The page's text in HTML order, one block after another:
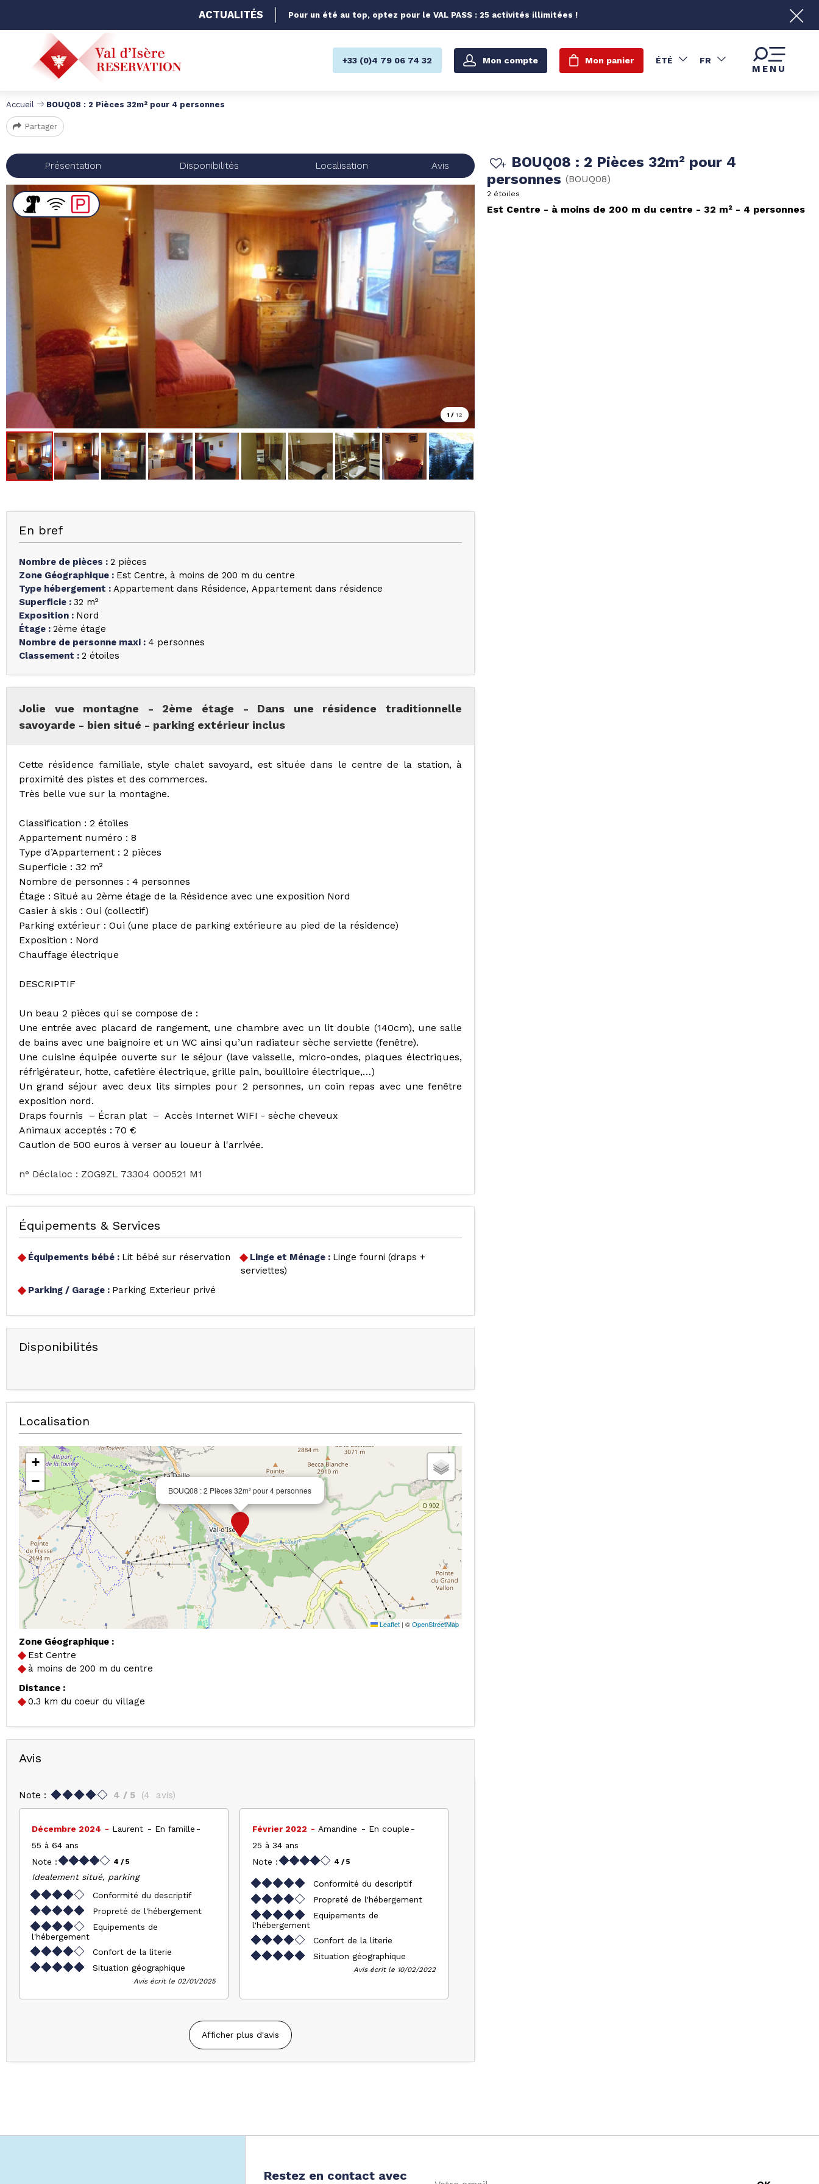
ACTUALITÉS Pour un été au top, optez pour le VAL PASS : 25 activités illimitées !
+33 (0)4 79 06 74 32 Mon compte Mon panier ÉTÉ FR
MENU
Accueil BOUQ08 : 2 Pièces 32m² pour 4 personnes
Partager
Présentation Disponibilités Localisation Avis
1 / 12
BOUQ08 : 2 Pièces 32m² pour 4
personnes (BOUQ08)
2 étoiles
Est Centre à moins de 200 m du centre 32 m² 4 personnes
En bref
Nombre de pièces : 2 pièces
Zone Géographique : Est Centre à moins de 200 m du centre
Type hébergement : Appartement dans Résidence Appartement dans résidence
Superficie : 32 m²
Exposition : Nord
Étage : 2ème étage
Nombre de personne maxi : 4 personnes
Classement : 2 étoiles
Jolie vue montagne - 2ème étage - Dans une résidence traditionnelle
savoyarde - bien situé - parking extérieur inclus
Cette résidence familiale, style chalet savoyard, est située dans le centre de la station, à
proximité des pistes et des commerces.
Très belle vue sur la montagne.
Classification : 2 étoiles
Appartement numéro : 8
Type d’Appartement : 2 pièces
Superficie : 32 m²
Nombre de personnes : 4 personnes
Étage : Situé au 2ème étage de la Résidence avec une exposition Nord
Casier à skis : Oui (collectif)
Parking extérieur : Oui (une place de parking extérieure au pied de la résidence)
Exposition : Nord
Chauffage électrique
DESCRIPTIF
Un beau 2 pièces qui se compose de :
Une entrée avec placard de rangement, une chambre avec un lit double (140cm), une salle
de bains avec une baignoire et un WC ainsi qu’un radiateur sèche serviette (fenêtre).
Une cuisine équipée ouverte sur le séjour (lave vaisselle, micro-ondes, plaques électriques,
réfrigérateur, hotte, cafetière électrique, grille pain, bouilloire électrique,…)
Un grand séjour avec deux lits simples pour 2 personnes, un coin repas avec une fenêtre
exposition nord.
Draps fournis – Écran plat – Accès Internet WIFI - sèche cheveux
Animaux acceptés : 70 €
Caution de 500 euros à verser au loueur à l'arrivée.
n° Déclaloc : ZOG9ZL 73304 000521 M1
Équipements & Services
Équipements bébé : Lit bébé sur réservation Linge et Ménage : Linge fourni (draps +
serviettes)
Parking / Garage : Parking Exterieur privé
Disponibilités
Localisation
BOUQ08 : 2 Pièces 32m² pour 4 personnes
+
−
Leaflet | ©OpenStreetMap
Zone Géographique :
Est Centre
à moins de 200 m du centre
Distance :
0.3 km du coeur du village
Avis
Note : 4 / 5 (4 avis)
Décembre 2024 Laurent
En famille
55 à 64 ans
Note :
4 / 5
Idealement situé, parking
Conformité du descriptif
Propreté de l'hébergement
Equipements de
l'hébergement
Confort de la literie
Situation géographique
Avis écrit le 02/01/2025
Février 2022 Amandine
En couple
25 à 34 ans
Note :
4 / 5
Conformité du descriptif
Propreté de l'hébergement
Equipements de
l'hébergement
Confort de la literie
Situation géographique
Avis écrit le 10/02/2022
Afficher plus d'avis
Restez en contact avec